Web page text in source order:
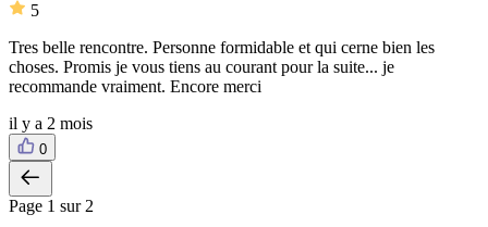
5
Tres belle rencontre. Personne formidable et qui cerne bien les
choses. Promis je vous tiens au courant pour la suite... je
recommande vraiment. Encore merci
il y a 2 mois
0
Page 1 sur 2